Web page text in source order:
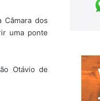
dos
uma ponte
Otávio de